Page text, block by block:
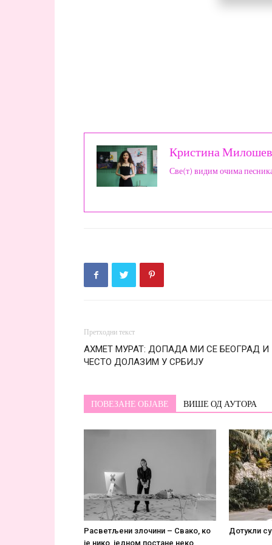
Кристина
Све(т) видим очима
Претходни текст
АХМЕТ МУРАТ: ДОПАДА МИ СЕ БЕОГРАД И
ЧЕСТО ДОЛАЗИМ У СРБИЈУ
ПОВЕЗАНЕ ОБЈАВЕ ВИШЕ ОД АУТОРА
Расветљени злочини – Свако, ко
је нико, једном постане некo
Дотукли